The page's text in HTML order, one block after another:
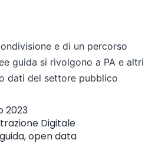
e di un percorso
guida si rivolgono a PA e altri
dati del settore pubblico
2023
Digitale
,open data